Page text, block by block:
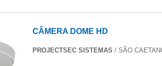
CÂMERA DOME HD
PROJECTSEC SISTEMAS / SÃO